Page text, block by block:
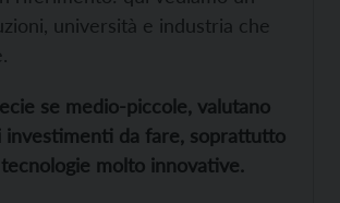
università e industria che
se medio-piccole, valutano
investimenti da fare, soprattutto
molto innovative.